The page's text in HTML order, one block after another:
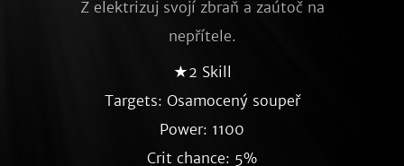
Z elektrizuj svojí zbraň a zaútoč na
nepřítele.
★2 Skill
Targets: Osamocený soupeř
Power: 1100
Crit chance: 5%